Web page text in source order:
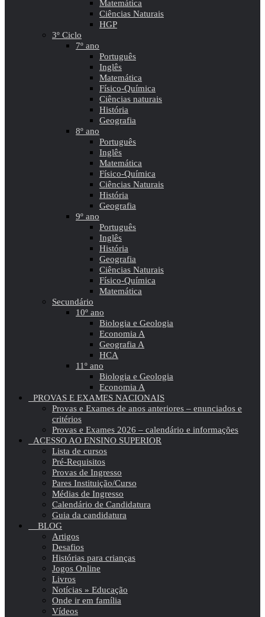
Matemática
Ciências Naturais
HGP
3º Ciclo
7º ano
Português
Inglês
Matemática
Físico-Química
Ciências naturais
História
Geografia
8º ano
Português
Inglês
Matemática
Físico-Química
Ciências Naturais
História
Geografia
9º ano
Português
Inglês
História
Geografia
Ciências Naturais
Físico-Química
Matemática
Secundário
10º ano
Biologia e Geologia
Economia A
Geografia A
HCA
11º ano
Biologia e Geologia
Economia A
PROVAS E EXAMES NACIONAIS
Provas e Exames de anos anteriores – enunciados e
critérios
Provas e Exames 2026 – calendário e informações
ACESSO AO ENSINO SUPERIOR
Lista de cursos
Pré-Requisitos
Provas de Ingresso
Pares Instituição/Curso
Médias de Ingresso
Calendário de Candidatura
Guia da candidatura
BLOG
Artigos
Desafios
Histórias para crianças
Jogos Online
Livros
Notícias » Educação
Onde ir em família
Vídeos